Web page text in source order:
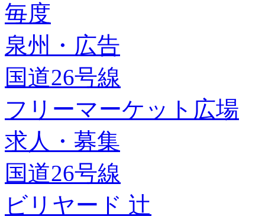
毎度
泉州・広告
国道26号線
フリーマーケット広場
求人・募集
国道26号線
ビリヤード 辻